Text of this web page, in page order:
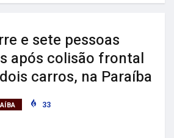
e sete pessoas
após colisão frontal
carros, na Paraíba
33